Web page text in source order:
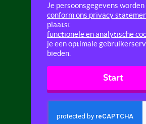
Je persoonsgegevens
conform ons privacy
plaatst
functionele en analytische
je een optimale
bieden.
Start